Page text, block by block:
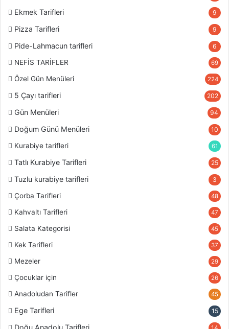
Ekmek Tarifleri 9
Pizza Tarifleri 9
Pide-Lahmacun tarifleri 6
NEFİS TARİFLER 69
Özel Gün Menüleri 224
5 Çayı tarifleri 202
Gün Menüleri 94
Doğum Günü Menüleri 10
Kurabiye tarifleri 61
Tatlı Kurabiye Tarifleri 25
Tuzlu kurabiye tarifleri 3
Çorba Tarifleri 48
Kahvaltı Tarifleri 47
Salata Kategorisi 45
Kek Tarifleri 37
Mezeler 29
Çocuklar için 26
Anadoludan Tarifler 45
Ege Tarifleri 15
Doğu Anadolu Tarifleri